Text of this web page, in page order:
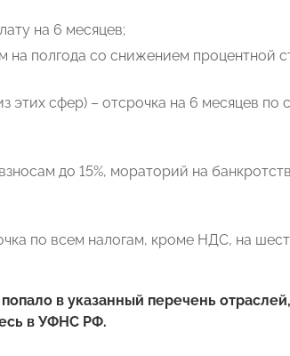
на 6 месяцев;
полгода со снижением процентной
этих сфер) – отсрочка на 6 месяцев по
до 15%, мораторий на
по всем налогам, кроме НДС, на
в указанный перечень
в УФНС РФ.